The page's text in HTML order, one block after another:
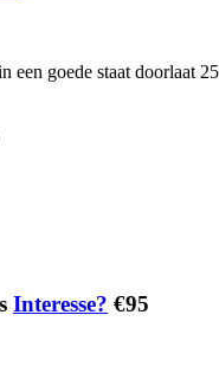
een goede staat doorlaat
Interesse? €95